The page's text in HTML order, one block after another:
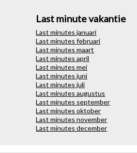
Last minute vakantie
Last minutes januari
Last minutes februari
Last minutes maart
Last minutes april
Last minutes mei
Last minutes juni
Last minutes juli
Last minutes augustus
Last minutes september
Last minutes oktober
Last minutes november
Last minutes december